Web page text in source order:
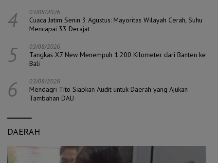
4 03/08/2026
Cuaca Jatim Senin 3 Agustus: Mayoritas Wilayah Cerah, Suhu
Mencapai 33 Derajat
5 03/08/2026
Tangkas X7 New Menempuh 1.200 Kilometer dari Banten ke
Bali
6 03/08/2026
Mendagri Tito Siapkan Audit untuk Daerah yang Ajukan
Tambahan DAU
DAERAH